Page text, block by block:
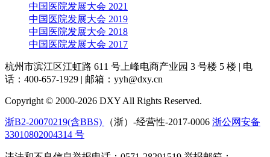
中国医院发展大会 2021
中国医院发展大会 2019
中国医院发展大会 2018
中国医院发展大会 2017
杭州市滨江区江虹路 611 号上峰电商产业园 3 号楼 5 楼 | 电
话：400-657-1929 | 邮箱：yyh@dxy.cn
Copyright © 2000-2026 DXY All Rights Reserved.
浙B2-20070219(含BBS) （浙）-经营性-2017-0006 浙公网安备
33010802004314 号